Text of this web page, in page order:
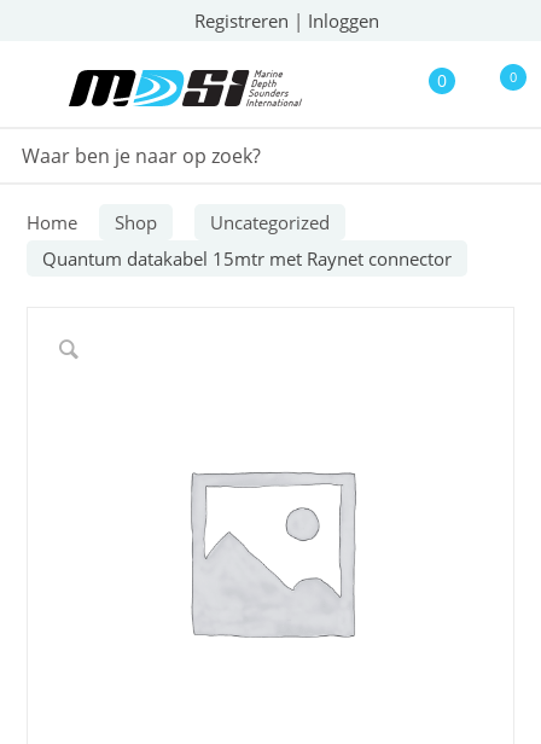
Registreren | Inloggen
0 0
Home Shop
Uncategorized
Quantum datakabel 15mtr met Raynet connector